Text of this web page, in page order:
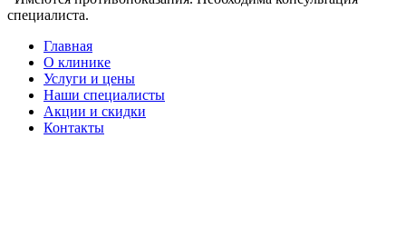
специалиста.
Главная
О клинике
Услуги и цены
Наши специалисты
Акции и скидки
Контакты